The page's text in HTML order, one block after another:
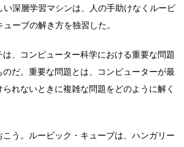
い深層学習マシンは、人の手助けなくルービ
ューブの解き方を独習した。
は、コンピューター科学における重要な問題
だ。重要な問題とは、コンピューターが最
れないときに複雑な問題をどのように解く
う。ルービック・キューブは、ハンガリー